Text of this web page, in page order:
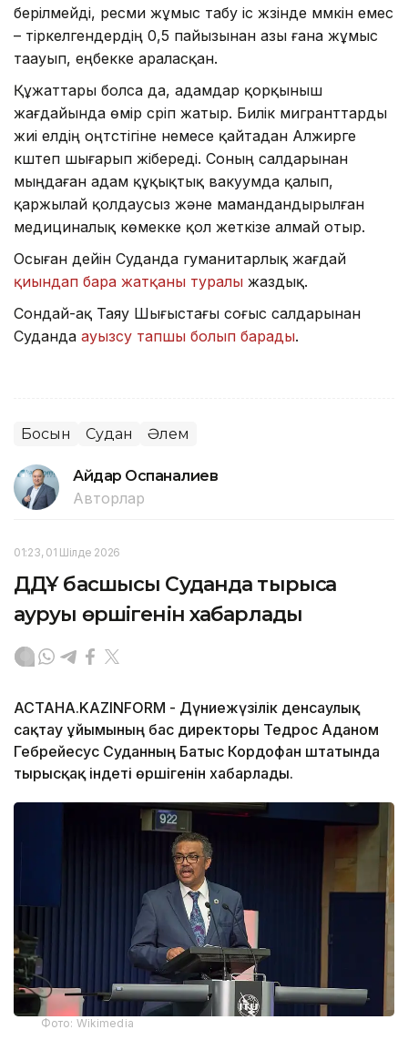
берілмейді, ресми жұмыс табу іс жүзінде мүмкін емес
– тіркелгендердің 0,5 пайызынан азы ғана жұмыс
таауып, еңбекке араласқан.
Құжаттары болса да, адамдар қорқыныш
жағдайында өмір сүріп жатыр. Билік мигранттарды
жиі елдің оңтүстігіне немесе қайтадан Алжирге
күштеп шығарып жібереді. Соның салдарынан
мыңдаған адам құқықтық вакуумда қалып,
қаржылай қолдаусыз және мамандандырылған
медициналық көмекке қол жеткізе алмай отыр.
Осыған дейін Суданда гуманитарлық жағдай
қиындап бара жатқаны туралы жаздық.
Сондай-ақ Таяу Шығыстағы соғыс салдарынан
Суданда ауызсу тапшы болып барады.
Босқын Судан Әлем
Айдар Оспаналиев
Авторлар
01:23, 01 Шілде 2026
ДДҰ басшысы Суданда тырысқақ
ауруы өршігенін хабарлады
АСТАНА.KAZINFORM - Дүниежүзілік денсаулық
сақтау ұйымының бас директоры Тедрос Аданом
Гебрейесус Суданның Батыс Кордофан штатында
тырысқақ індеті өршігенін хабарлады.
Фото: Wikimedia